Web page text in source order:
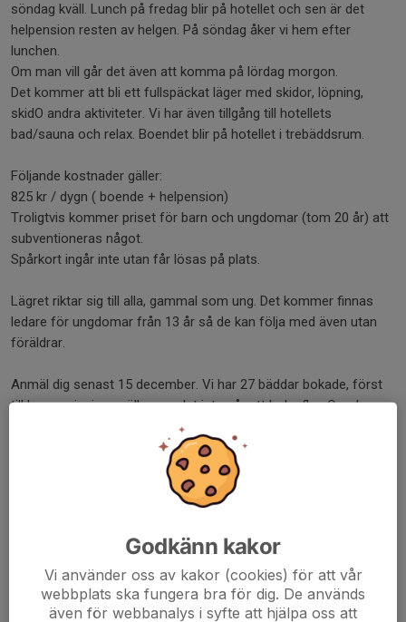
söndag kväll. Lunch på fredag blir på hotellet och sen är det
helpension resten av helgen. På söndag åker vi hem efter
lunchen.
Om man vill går det även att komma på lördag morgon.
Det kommer att bli ett fullspäckat läger med skidor, löpning,
skidO andra aktiviteter. Vi har även tillgång till hotellets
bad/sauna och relax. Boendet blir på hotellet i trebäddsrum.
Följande kostnader gäller:
825 kr / dygn ( boende + helpension)
Troligtvis kommer priset för barn och ungdomar (tom 20 år) att
subventioneras något.
Spårkort ingår inte utan får lösas på plats.
Lägret riktar sig till alla, gammal som ung. Det kommer finnas
ledare för ungdomar från 13 år så de kan följa med även utan
föräldrar.
Anmäl dig senast 15 december. Vi har 27 bäddar bokade, först
till kvarn principen gäller om det inte går att boka fler. Om du
behöver någon typ av specialkost så ange detta i
Hoppas vi ses på Hallstaberget!
https://eventor.orientering.se/Activities/Show/22217
Dela nyhet
Godkänn kakor
Vi använder oss av kakor (cookies) för att vår
webbplats ska fungera bra för dig. De används
även för webbanalys i syfte att hjälpa oss att